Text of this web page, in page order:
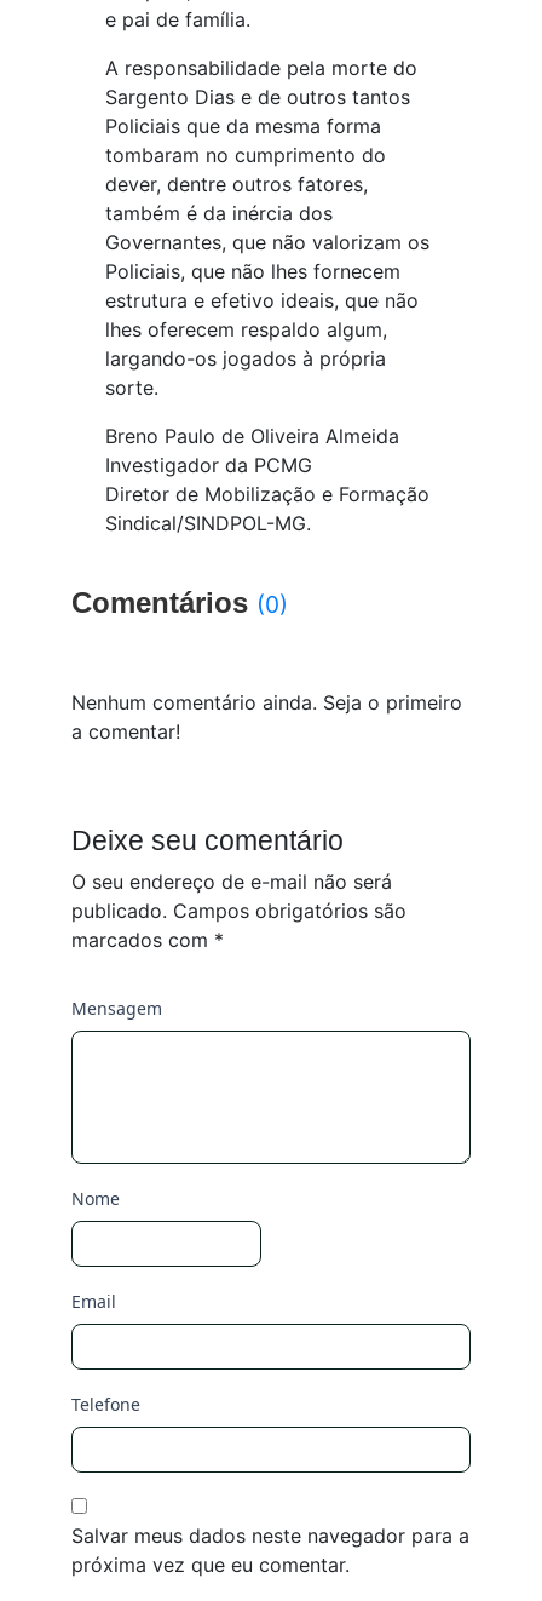
e pai de família.
A responsabilidade pela morte do
Sargento Dias e de outros tantos
Policiais que da mesma forma
tombaram no cumprimento do
dever, dentre outros fatores,
também é da inércia dos
Governantes, que não valorizam os
Policiais, que não lhes fornecem
estrutura e efetivo ideais, que não
lhes oferecem respaldo algum,
largando-os jogados à própria
sorte.
Breno Paulo de Oliveira Almeida
Investigador da PCMG
Diretor de Mobilização e Formação
Sindical/SINDPOL-MG.
Comentários (0)
Nenhum comentário ainda. Seja o primeiro
a comentar!
Deixe seu comentário
O seu endereço de e-mail não será
publicado. Campos obrigatórios são
marcados com *
Mensagem
Nome
Email
Telefone
Salvar meus dados neste navegador para a
próxima vez que eu comentar.